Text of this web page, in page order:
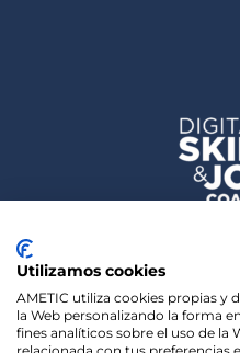
Utilizamos cookies
AMETIC utiliza cookies propias y
la Web personalizando la forma
fines analíticos sobre el uso de la